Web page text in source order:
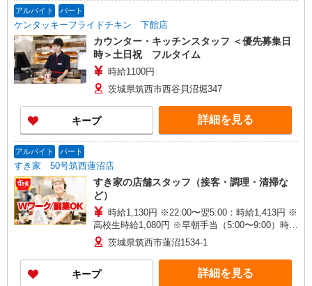
アルバイト パート
ケンタッキーフライドチキン 下館店
カウンター・キッチンスタッフ ＜優先募集日
時＞土日祝 フルタイム
時給1100円
茨城県筑西市西谷貝沼堀347
キープ 詳細を見る
アルバイト パート
すき家 50号筑西蓮沼店
すき家の店舗スタッフ（接客・調理・清掃な
ど）
時給1,130円 ※22:00〜翌5:00：時給1,413円 ※
高校生時給1,080円 ※早朝手当（5:00〜9:00）時給
＋150円
茨城県筑西市蓮沼1534-1
キープ 詳細を見る